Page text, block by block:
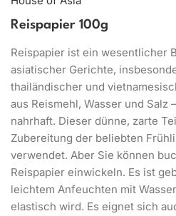
Reispapier 100g
Reispapier ist ein wesentlicher
asiatischer Gerichte,
thailändischer und
aus Reismehl, Wasser und Salz
nahrhaft. Dieser dünne, zarte
Zubereitung der beliebten
verwendet. Aber Sie können
Reispapier einwickeln. Es ist
leichtem Anfeuchten mit
elastisch wird. Es eignet sich